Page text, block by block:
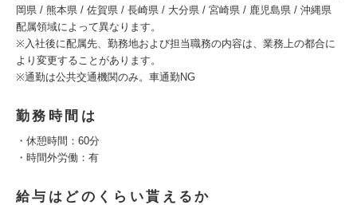
岡県 / 熊本県 / 佐賀県 / 長崎県 / 大分県 / 宮崎県 / 鹿児島県 / 沖縄県
配属領域によって異なります。
※入社後に配属先、勤務地および担当職務の内容は、業務上の都合に
より変更することがあります。
※通勤は公共交通機関のみ。車通勤NG
勤務時間は
・休憩時間：60分
・時間外労働：有
給与はどのくらい貰えるか